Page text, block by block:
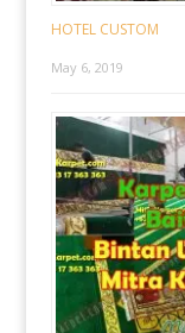
HOTEL CUSTOM
May 6, 2019